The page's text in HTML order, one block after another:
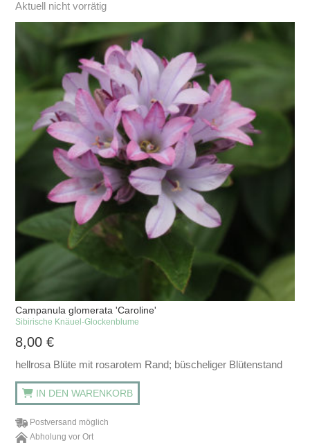
Aktuell nicht vorrätig
Campanula glomerata 'Caroline'
Sibirische Knäuel-Glockenblume
8,00€
hellrosa Blüte mit rosarotem Rand; büscheliger Blütenstand
IN DEN WARENKORB
Postversand möglich
Abholung vor Ort